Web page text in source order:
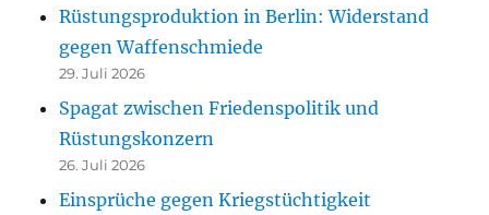
Rüstungsproduktion in Berlin: Widerstand
gegen Waffenschmiede
29. Juli 2026
Spagat zwischen Friedenspolitik und
Rüstungskonzern
26. Juli 2026
Einsprüche gegen Kriegstüchtigkeit